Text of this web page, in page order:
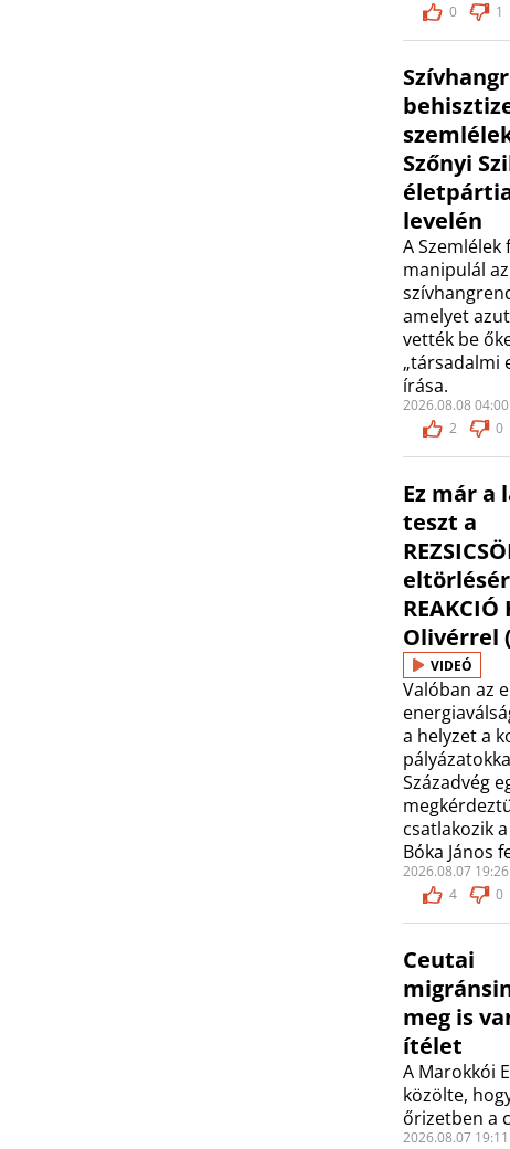
0
1
Szőnyi
levelén
A
manipulál
amelyet
vették be
„társadalmi
írása.
2026.08.08 04:00
2
0
Ez már a
teszt a
Olivérrel
VIDEÓ
Valóban az
a helyzet a
Századvég
csatlakozik
Bóka János
2026.08.07 19:26
4
0
Ceutai
meg is
ítélet
A Marokkói
közölte,
őrizetben a
2026.08.07 19:11